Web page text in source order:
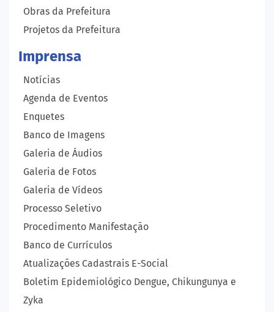
Obras da Prefeitura
Projetos da Prefeitura
Imprensa
Notícias
Agenda de Eventos
Enquetes
Banco de Imagens
Galeria de Áudios
Galeria de Fotos
Galeria de Vídeos
Processo Seletivo
Procedimento Manifestação
Banco de Currículos
Atualizações Cadastrais E-Social
Boletim Epidemiológico Dengue, Chikungunya e
Zyka